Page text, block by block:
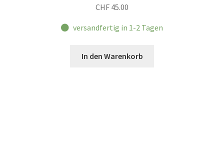
CHF 45.00
versandfertig in 1-2 Tagen
In den Warenkorb